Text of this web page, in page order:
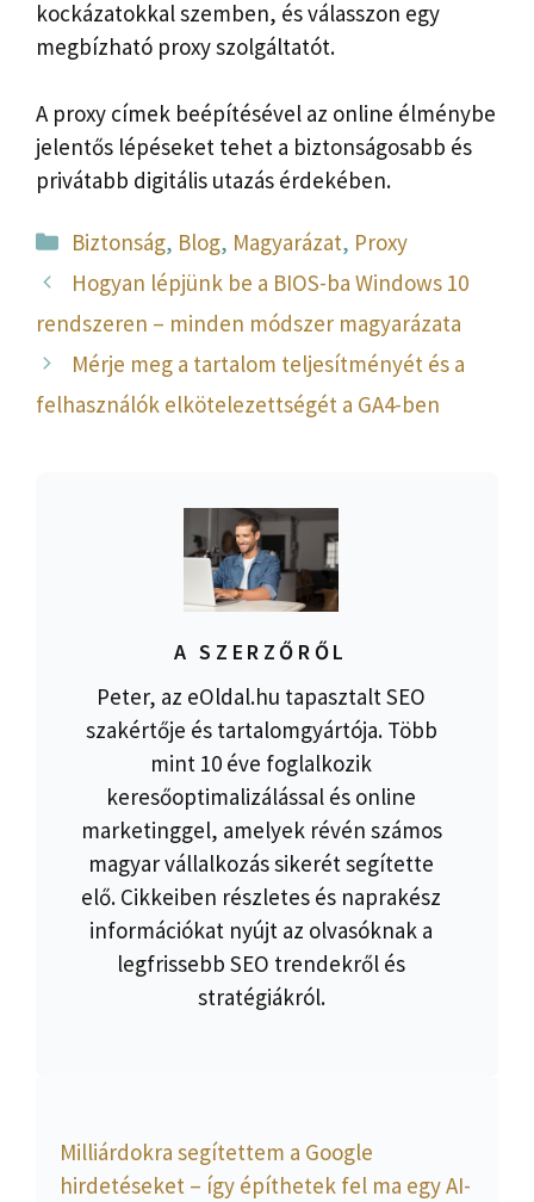
kockázatokkal szemben, és válasszon egy
megbízható proxy szolgáltatót.
A proxy címek beépítésével az online élménybe
jelentős lépéseket tehet a biztonságosabb és
privátabb digitális utazás érdekében.
Kategória
Biztonság, Blog, Magyarázat, Proxy
Hogyan lépjünk be a BIOS-ba Windows 10
rendszeren – minden módszer magyarázata
Mérje meg a tartalom teljesítményét és a
felhasználók elkötelezettségét a GA4-ben
A SZERZŐRŐL
Peter, az eOldal.hu tapasztalt SEO
szakértője és tartalomgyártója. Több
mint 10 éve foglalkozik
keresőoptimalizálással és online
marketinggel, amelyek révén számos
magyar vállalkozás sikerét segítette
elő. Cikkeiben részletes és naprakész
információkat nyújt az olvasóknak a
legfrissebb SEO trendekről és
stratégiákról.
Milliárdokra segítettem a Google
hirdetéseket – így építhetek fel ma egy AI-